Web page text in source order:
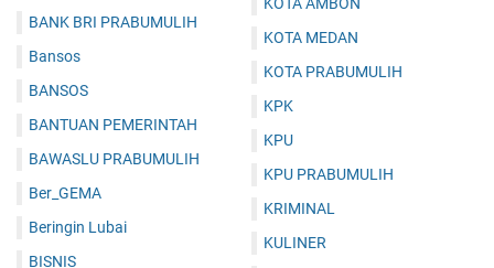
BANK BRI PRABUMULIH
Bansos
BANSOS
BANTUAN PEMERINTAH
BAWASLU PRABUMULIH
Ber_GEMA
Beringin Lubai
BISNIS
KOTA AMBON
KOTA MEDAN
KOTA PRABUMULIH
KPK
KPU
KPU PRABUMULIH
KRIMINAL
KULINER